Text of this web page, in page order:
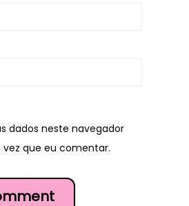
dados neste navegador
que eu comentar.